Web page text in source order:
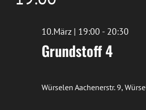
10/März/2026
Grundstoff 4
10.März | 19:00 - 20:30
Würselen Aachenerstr. 9,